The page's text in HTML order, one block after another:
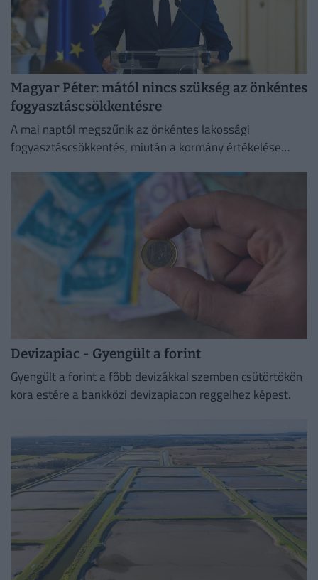
Magyar Péter: mától nincs szükség az önkéntes
fogyasztáscsökkentésre
A mai naptól megszűnik az önkéntes lakossági
fogyasztáscsökkentés, miután a kormány értékelése
energiabiztonságát.
Devizapiac - Gyengült a forint
Gyengült a forint a főbb devizákkal szemben csütörtökön
kora estére a bankközi devizapiacon reggelhez képest.